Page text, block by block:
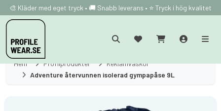
🎨 Kläder med eget tryck • 🚚 Snabb leverans • ⭐ Tryck i hög kvalitet
Hem Profilprodukter
Reklamväskor
Adventure återvunnen isolerad gympapåse 9L